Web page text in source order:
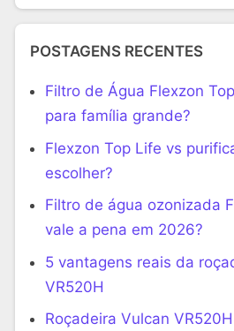
POSTAGENS RECENTES
Filtro de Água Flexzon
para família grande?
Flexzon Top Life vs
escolher?
Filtro de água ozonizada
vale a pena em 2026?
5 vantagens reais da
VR520H
Roçadeira Vulcan